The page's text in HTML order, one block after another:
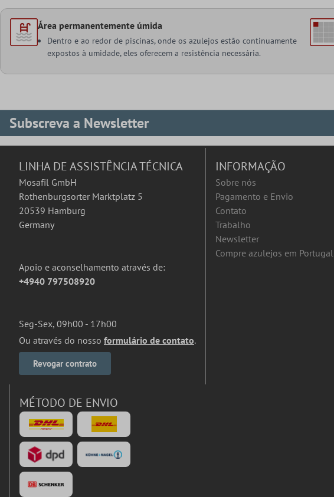
Área permanentemente úmida
Dentro e ao redor de piscinas, onde os azulejos estão continuamente
expostos à umidade, eles oferecem a resistência necessária.
Subscreva a Newsletter
LINHA DE ASSISTÊNCIA TÉCNICA
Mosafil GmbH
Rothenburgsorter Marktplatz 5
20539 Hamburg
Germany
Apoio e aconselhamento através de:
+4940 797508920
Seg-Sex, 09h00 - 17h00
Ou através do nosso formulário de contato.
Revogar contrato
INFORMAÇÃO
Sobre nós
Pagamento e Envio
Contato
Trabalho
Newsletter
Compre azulejos em Portugal
MÉTODO DE ENVIO